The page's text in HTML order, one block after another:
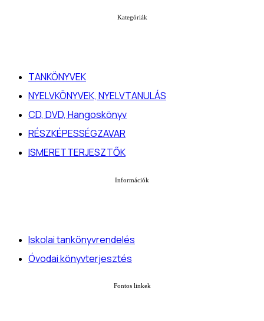
Kategóriák
TANKÖNYVEK
NYELVKÖNYVEK, NYELVTANULÁS
CD, DVD, Hangoskönyv
RÉSZKÉPESSÉGZAVAR
ISMERETTERJESZTŐK
Információk
Iskolai tankönyvrendelés
Óvodai könyvterjesztés
Fontos linkek